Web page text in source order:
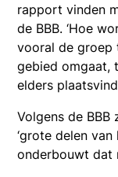
rapport vinden
de BBB. ‘Hoe
vooral de groep
gebied omgaat,
elders
Volgens de
‘grote delen van
onderbouwt dat